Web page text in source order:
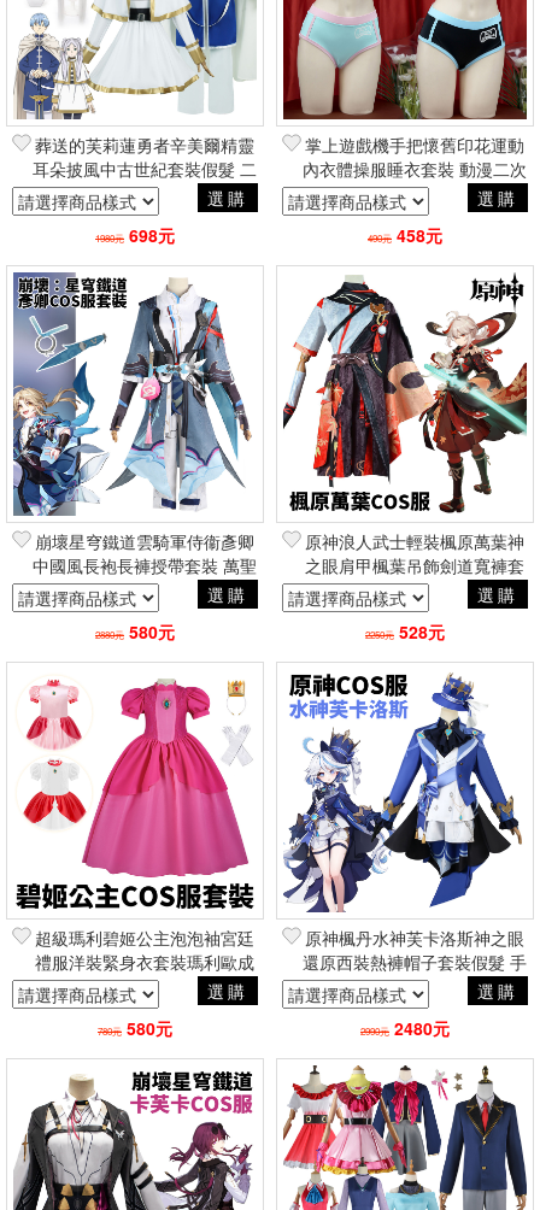
葬送的芙莉蓮勇者辛美爾精靈
耳朵披風中古世紀套裝假髮 二
次元動漫角色扮演COSPLAY
選購
1980元 698元
掌上遊戲機手把懷舊印花運動
內衣體操服睡衣套裝 動漫二次
元風情人節性感
選購
490元 458元
崩壞星穹鐵道雲騎軍侍衞彥卿
中國風長袍長褲授帶套裝 萬聖
節手遊二次元角色扮演
Cosplay
選購
2880元 580元
原神浪人武士輕裝楓原萬葉神
之眼肩甲楓葉吊飾劍道寬褲套
裝 萬聖節手遊二次元角色扮演
Cosplay
選購
2250元 528元
超級瑪利碧姬公主泡泡袖宮廷
禮服洋裝緊身衣套裝瑪利歐成
人兒童 萬聖節二次元角色扮演
Cosplay動漫
選購
780元 580元
原神楓丹水神芙卡洛斯神之眼
還原西裝熱褲帽子套裝假髮 手
遊二次元動漫角色扮演
COSPLAY
選購
2990元 2480元